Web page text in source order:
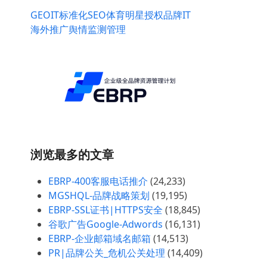
GEOIT标准化SEO体育明星授权品牌IT
海外推广舆情监测管理
浏览最多的文章
EBRP-400客服电话推介 (24,233)
MGSHQL-品牌战略策划 (19,195)
EBRP-SSL证书|HTTPS安全 (18,845)
谷歌广告Google-Adwords (16,131)
EBRP-企业邮箱域名邮箱 (14,513)
PR|品牌公关_危机公关处理 (14,409)